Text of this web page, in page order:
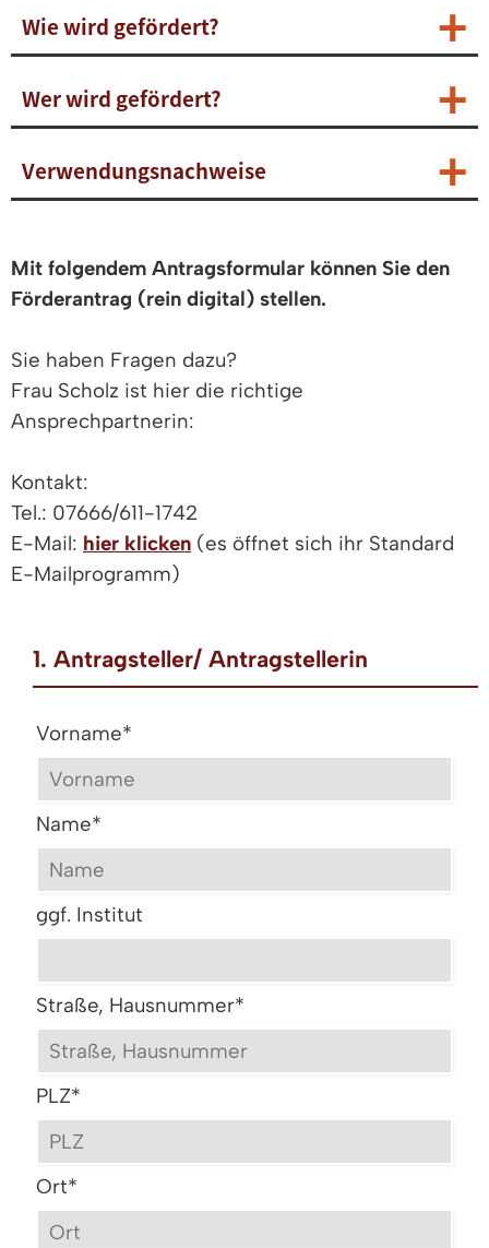
Wie wird gefördert?
Wer wird gefördert?
Verwendungsnachweise
Mit folgendem Antragsformular können Sie den
Förderantrag (rein digital) stellen.
Sie haben Fragen dazu?
Frau Scholz ist hier die richtige
Ansprechpartnerin:
Kontakt:
Tel.: 07666/611-1742
E-Mail: hier klicken (es öffnet sich ihr Standard
E-Mailprogramm)
1. Antragsteller/ Antragstellerin
Vorname*
Name*
ggf. Institut
Straße, Hausnummer*
PLZ*
Ort*